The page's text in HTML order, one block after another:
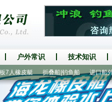
户外常识 技术知识
橡皮艇 折叠船|钓鱼船 进口船外机